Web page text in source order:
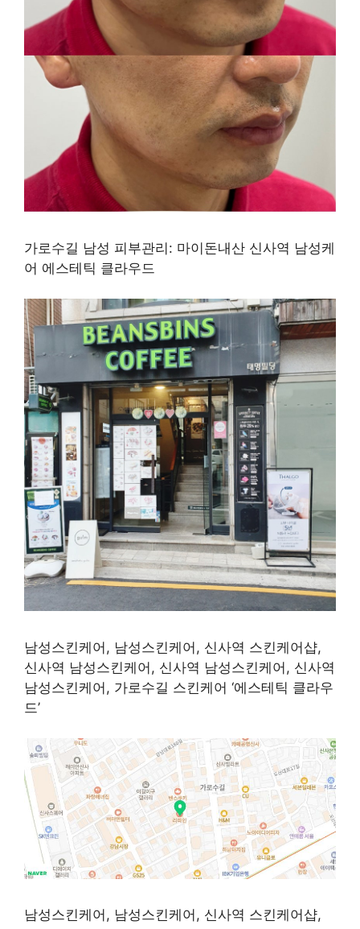
가로수길 남성 피부관리: 마이돈내산 신사역 남성케
어 에스테틱 클라우드
남성스킨케어, 남성스킨케어, 신사역 스킨케어샵,
신사역 남성스킨케어, 신사역 남성스킨케어, 신사역
남성스킨케어, 가로수길 스킨케어 ‘에스테틱 클라우
드’
남성스킨케어, 남성스킨케어, 신사역 스킨케어샵,